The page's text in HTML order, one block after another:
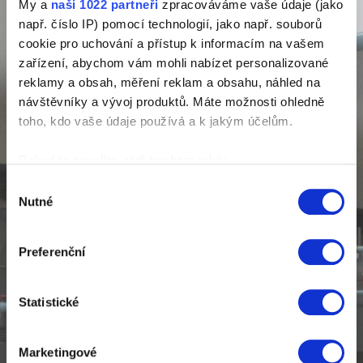
My a naši 1022 partneři zpracováváme vaše údaje (jako
např. číslo IP) pomocí technologií, jako např. souborů
cookie pro uchování a přístup k informacím na vašem
zařízení, abychom vám mohli nabízet personalizované
reklamy a obsah, měření reklam a obsahu, náhled na
návštěvníky a vývoj produktů. Máte možnosti ohledně
toho, kdo vaše údaje používá a k jakým účelům.
poloze, které mohou být přesné na několik metrů
skenování pro konkrétní charakteristiky (otisk prstu)
Zjistěte více o tom, jak zpracováváme vaše osobní
Svůj souhlas můžete kdykoliv změnit nebo odvolat v
souhlasu
Nutné
Preferenční
Statistické
Marketingové
Rozvody vzduchu
Více informací